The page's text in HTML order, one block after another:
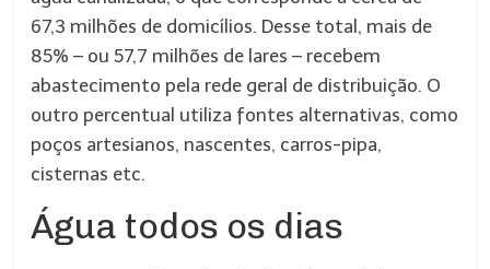
67,3 milhões de domicílios. Desse total, mais de
85% – ou 57,7 milhões de lares – recebem
abastecimento pela rede geral de distribuição. O
outro percentual utiliza fontes alternativas, como
poços artesianos, nascentes, carros-pipa,
cisternas etc.
Água todos os dias